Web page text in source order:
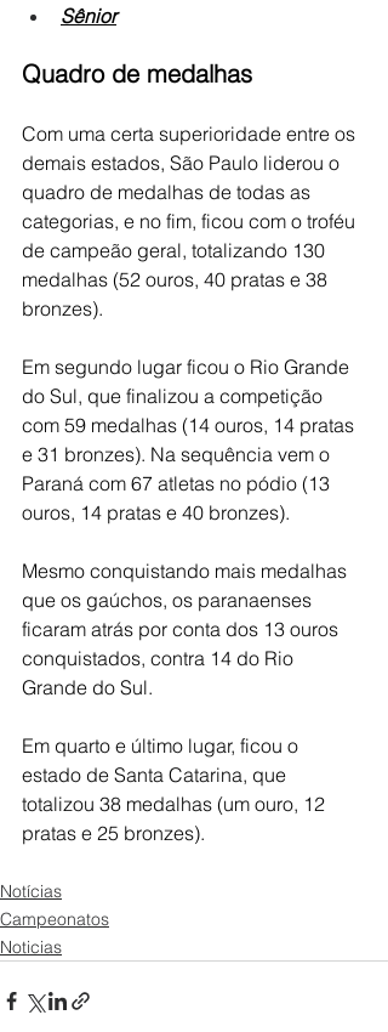
Sênior
Quadro de medalhas
Com uma certa superioridade entre os
demais estados, São Paulo liderou o
quadro de medalhas de todas as
categorias, e no fim, ficou com o troféu
de campeão geral, totalizando 130
medalhas (52 ouros, 40 pratas e 38
bronzes).
Em segundo lugar ficou o Rio Grande
do Sul, que finalizou a competição
com 59 medalhas (14 ouros, 14 pratas
e 31 bronzes). Na sequência vem o
Paraná com 67 atletas no pódio (13
ouros, 14 pratas e 40 bronzes).
Mesmo conquistando mais medalhas
que os gaúchos, os paranaenses
ficaram atrás por conta dos 13 ouros
conquistados, contra 14 do Rio
Grande do Sul.
Em quarto e último lugar, ficou o
estado de Santa Catarina, que
totalizou 38 medalhas (um ouro, 12
pratas e 25 bronzes).
Notícias
Campeonatos
Noticias